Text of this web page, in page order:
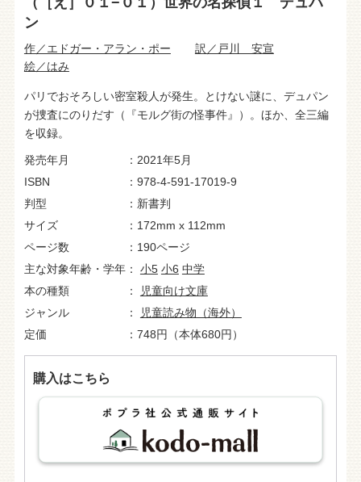
ン
作／エドガー・アラン・ポー
訳／戸川 安宣
絵／はみ
パリでおそろしい密室殺人が発生。とけない謎に、デュパン
が捜査にのりだす（『モルグ街の怪事件』）。ほか、全三編
を収録。
発売年月
2021年5月
ISBN
978-4-591-17019-9
判型
新書判
サイズ
172mm x 112mm
ページ数
190ページ
主な対象年齢・学年
小5 小6 中学
本の種類
児童向け文庫
ジャンル
児童読み物（海外）
定価
748円（本体680円）
購入はこちら